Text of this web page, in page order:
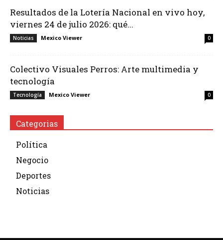
Resultados de la Lotería Nacional en vivo hoy,
viernes 24 de julio 2026: qué...
Noticias Mexico Viewer 0
Colectivo Visuales Perros: Arte multimedia y
tecnología
Tecnología Mexico Viewer 0
Categorias
Política
Negocio
Deportes
Noticias